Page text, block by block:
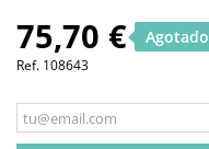
75,70 € Agotado
Ref. 108643